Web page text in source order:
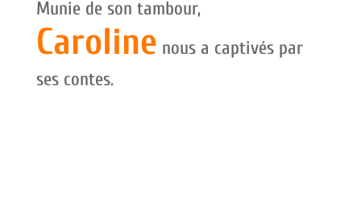
Munie de son tambour,
Caroline nous a captivés par
ses contes.